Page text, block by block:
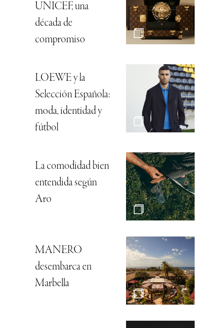
UNICEF, una
década de
compromiso
LOEWE y la
Selección Española:
moda, identidad y
fútbol
La comodidad bien
entendida según
Aro
MANERO
desembarca en
Marbella